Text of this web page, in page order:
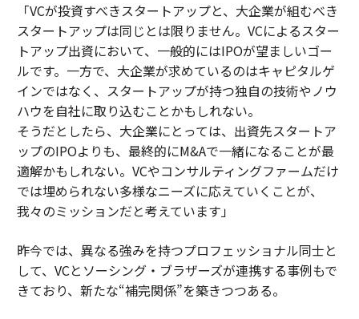
「VCが投資すべきスタートアップと、大企業が組むべき
スタートアップは同じとは限りません。VCによるスター
トアップ出資において、一般的にはIPOが望ましいゴー
ルです。一方で、大企業が求めているのはキャピタルゲ
インではなく、スタートアップが持つ独自の技術やノウ
ハウを自社に取り込むことかもしれない。
そうだとしたら、大企業にとっては、出資先スタートア
ップのIPOよりも、最終的にM&Aで一緒になることが最
適解かもしれない。VCやコンサルティングファームだけ
では埋められない多様なニーズに応えていくことが、
我々のミッションだと考えています」
昨今では、異なる強みを持つプロフェッショナル同士と
して、VCとソーシング・ブラザーズが連携する事例もで
きており、新たな“補完関係”を築きつつある。